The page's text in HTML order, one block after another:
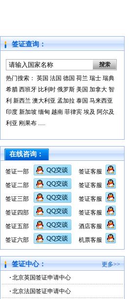
签证查询：
热门搜索： 英国 法国 德国 荷兰 瑞士 瑞典
希腊 西班牙 比利时 俄罗斯 美国 加拿大 智
利 新西兰 澳大利亚 孟加拉 泰国 马来西亚
印度 新加坡 缅甸 越南 菲律宾 埃及 阿尔及
利亚 刚果布 .....
在线咨询：
签证一部
签证二部
签证三部
签证四部
签证五部
签证六部
签证客服
签证客服
签证客服
签证客服
酒店客服
机票客服
签证中心：
更多>>
北京英国签证申请中心
北京法国签证申请中心